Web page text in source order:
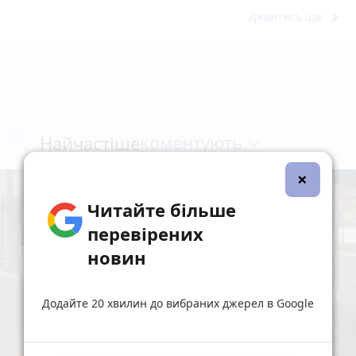
Найчастішекоментують
×
Читайте більше
перевірених
новин
Додайте 20 хвилин до вибраних джерел в Google